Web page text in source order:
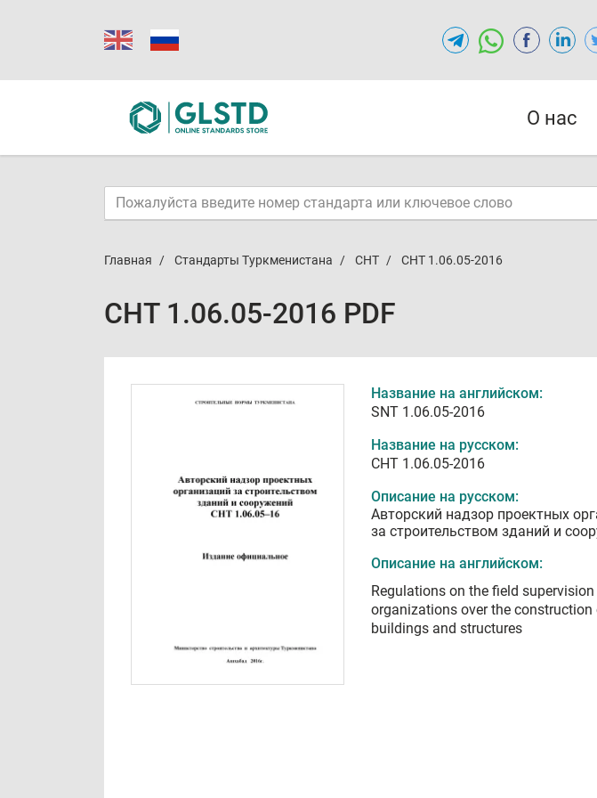
О нас
Главная Стандарты Туркменистана СНТ СНТ 1.06.05-2016
СНТ 1.06.05-2016 PDF
Название на английском:
SNT 1.06.05-2016
Название на русском:
СНТ 1.06.05-2016
Описание на русском:
Авторский надзор проектных
за строительством зданий и
Описание на английском:
Regulations on the field
organizations over the construction
buildings and structures